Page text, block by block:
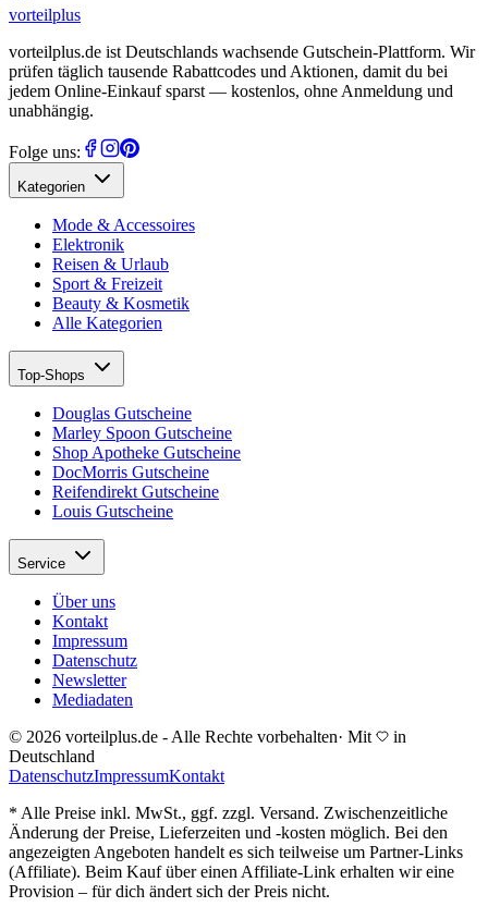
vorteilplus
vorteilplus.de ist Deutschlands wachsende Gutschein-Plattform. Wir
prüfen täglich tausende Rabattcodes und Aktionen, damit du bei
jedem Online-Einkauf sparst — kostenlos, ohne Anmeldung und
unabhängig.
Folge uns:
Kategorien
Mode & Accessoires
Elektronik
Reisen & Urlaub
Sport & Freizeit
Beauty & Kosmetik
Alle Kategorien
Top-Shops
Douglas Gutscheine
Marley Spoon Gutscheine
Shop Apotheke Gutscheine
DocMorris Gutscheine
Reifendirekt Gutscheine
Louis Gutscheine
Service
Über uns
Kontakt
Impressum
Datenschutz
Newsletter
Mediadaten
© 2026 vorteilplus.de - Alle Rechte vorbehalten· Mit
in
Deutschland
DatenschutzImpressumKontakt
* Alle Preise inkl. MwSt., ggf. zzgl. Versand. Zwischenzeitliche
Änderung der Preise, Lieferzeiten und -kosten möglich. Bei den
angezeigten Angeboten handelt es sich teilweise um Partner-Links
(Affiliate). Beim Kauf über einen Affiliate-Link erhalten wir eine
Provision – für dich ändert sich der Preis nicht.